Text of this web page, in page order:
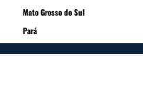
Mato Grosso do Sul
Pará